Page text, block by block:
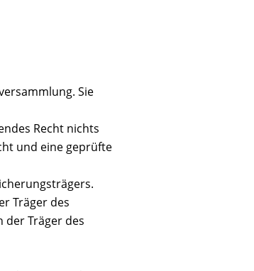
Sie
Recht nichts
und eine geprüfte
Träger des
der Träger des